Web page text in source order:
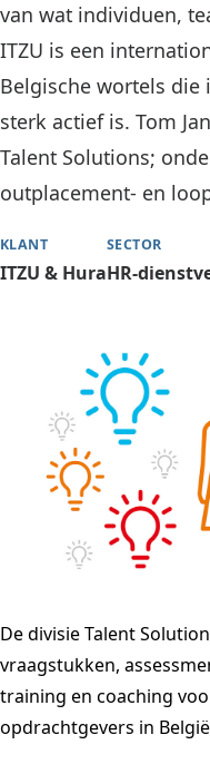
Blogartikelen
Leadgenerator
Executive partnership
NL EN DE
van wat individuen,
ITZU is een
Belgische wortels
sterk actief is. Tom
Talent Solutions;
outplacement- en
KLANT
ITZU & Hura
SECTOR
HR-
De divisie Talent
vraagstukken,
training en coaching
opdrachtgevers in